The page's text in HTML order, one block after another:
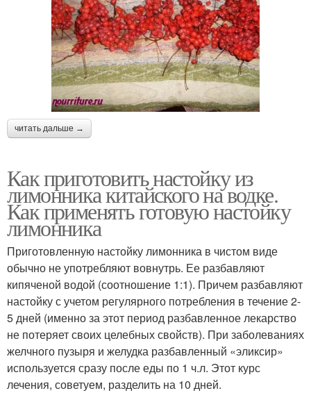
читать дальше →
Как приготовить настойку из
лимонника китайского на водке.
Как применять готовую настойку
лимонника
Приготовленную настойку лимонника в чистом виде
обычно не употребляют вовнутрь. Ее разбавляют
кипяченой водой (соотношение 1:1). Причем разбавляют
настойку с учетом регулярного потребления в течение 2-
5 дней (именно за этот период разбавленное лекарство
не потеряет своих целебных свойств). При заболеваниях
желчного пузыря и желудка разбавленный «эликсир»
используется сразу после еды по 1 ч.л. Этот курс
лечения, советуем, разделить на 10 дней.